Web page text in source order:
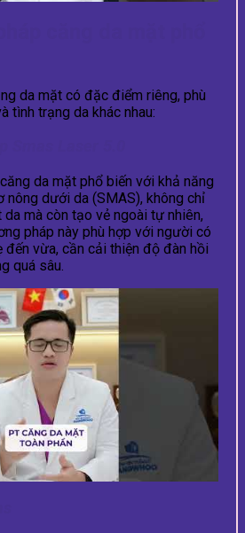
da mặt có đặc điểm riêng, phù
tình trạng da khác nhau:
da mặt phổ biến với khả năng
nông dưới da (SMAS), không chỉ
mà còn tạo vẻ ngoài tự nhiên,
pháp này phù hợp với người có
đến vừa, cần cải thiện độ đàn hồi
quá sâu.